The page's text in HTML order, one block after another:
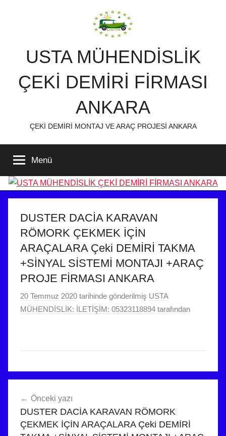
USTA MÜHENDİSLİK
ÇEKİ DEMİRİ FİRMASI
ANKARA
ÇEKİ DEMİRİ MONTAJ VE ARAÇ PROJESİ ANKARA
Menü
DUSTER DACİA KARAVAN
RÖMORK ÇEKMEK İÇİN
ARAÇALARA Çeki DEMİRİ TAKMA
+SİNYAL SİSTEMİ MONTAJI +ARAÇ
PROJE FİRMASI ANKARA
20 Temmuz 2020 tarihinde gönderilmiş USTA
MÜHENDİSLİK: İLETİŞİM: 05323118894 tarafından
gezinmesi
Önceki yazı
DUSTER DACİA KARAVAN RÖMORK
ÇEKMEK İÇİN ARAÇALARA Çeki DEMİRİ